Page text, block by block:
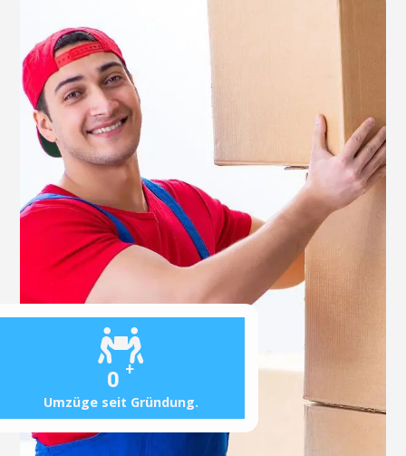
0 +
Umzüge seit Gründung.